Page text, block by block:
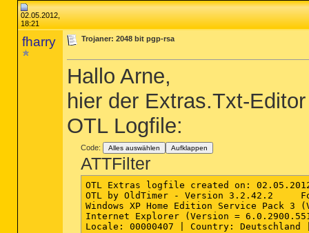
02.05.2012,
18:21
fharry Trojaner: 2048 bit pgp-rsa
Hallo Arne,
hier der Extras.Txt-Editor
OTL Logfile:
Code: Alles auswählen Aufklappen
ATTFilter
OTL Extras logfile created on:
OTL by OldTimer - Version 3.2.42.2
Windows XP Home Edition Service Pack
Internet Explorer (Version =
Locale: 00000407 | Country: Deutschland